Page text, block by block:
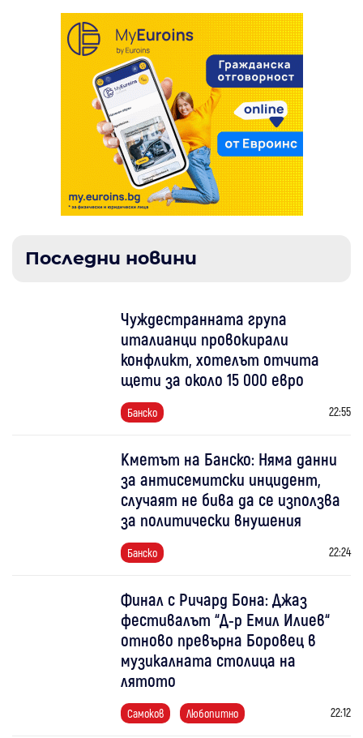
Последни новини
Чуждестранната група
италианци провокирали
конфликт, хотелът отчита
щети за около 15 000 евро
Банско 22:55
Кметът на Банско: Няма данни
за антисемитски инцидент,
случаят не бива да се използва
за политически внушения
Банско 22:24
Финал с Ричард Бона: Джаз
фестивалът “Д-р Емил Илиев“
отново превърна Боровец в
музикалната столица на
лятото
Самоков Любопитно 22:12